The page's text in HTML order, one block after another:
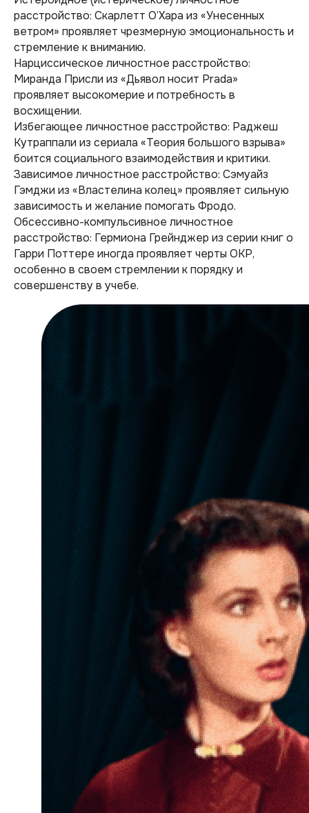
расстройство: Скарлетт О’Хара из «Унесенных
ветром» проявляет чрезмерную эмоциональность и
стремление к вниманию.
Нарциссическое личностное расстройство:
Миранда Присли из «Дьявол носит Prada»
проявляет высокомерие и потребность в
восхищении.
Избегающее личностное расстройство: Раджеш
Кутраппали из сериала «Теория большого взрыва»
боится социального взаимодействия и критики.
Зависимое личностное расстройство: Сэмуайз
Гэмджи из «Властелина колец» проявляет сильную
зависимость и желание помогать Фродо.
Обсессивно-компульсивное личностное
расстройство: Гермиона Грейнджер из серии книг о
Гарри Поттере иногда проявляет черты ОКР,
особенно в своем стремлении к порядку и
совершенству в учебе.